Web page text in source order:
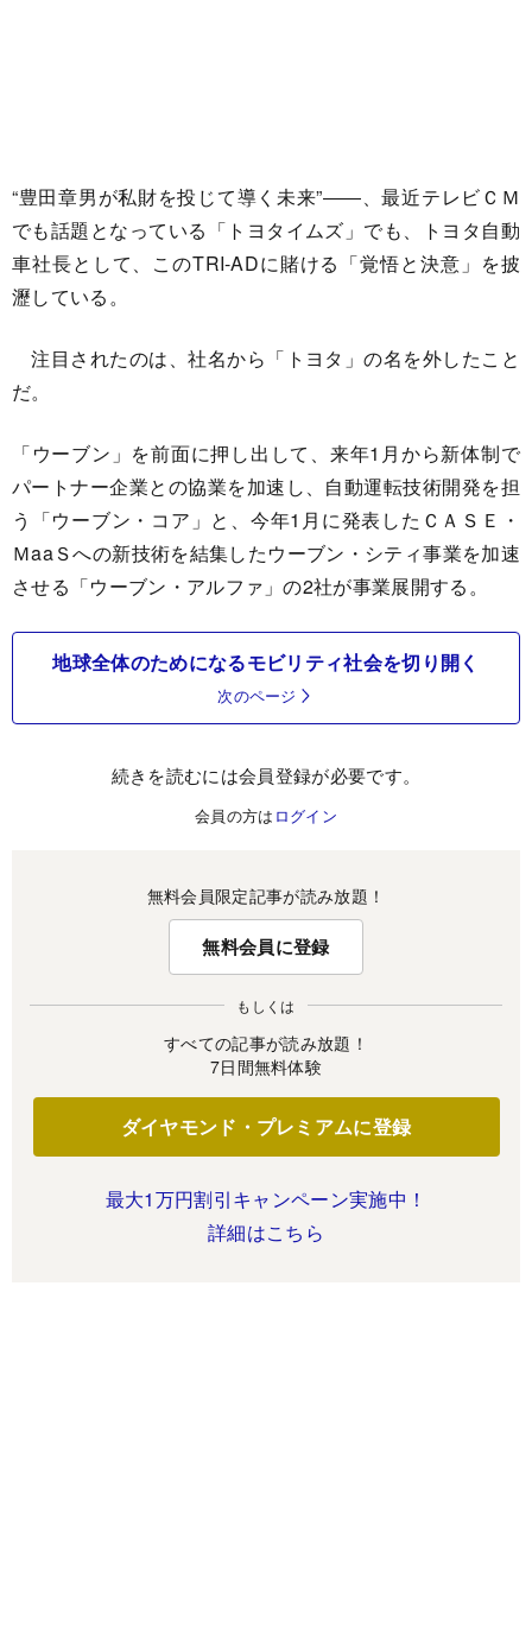
“豊田章男が私財を投じて導く未来”――、最近テレビＣＭ
でも話題となっている「トヨタイムズ」でも、トヨタ自動
車社長として、このTRI-ADに賭ける「覚悟と決意」を披
瀝している。
注目されたのは、社名から「トヨタ」の名を外したこと
だ。
「ウーブン」を前面に押し出して、来年1月から新体制で
パートナー企業との協業を加速し、自動運転技術開発を担
う「ウーブン・コア」と、今年1月に発表したＣＡＳＥ・
ＭaaＳへの新技術を結集したウーブン・シティ事業を加速
させる「ウーブン・アルファ」の2社が事業展開する。
地球全体のためになるモビリティ社会を切り開く
次のページ
続きを読むには会員登録が必要です。
会員の方は ログイン
無料会員限定記事が読み放題！
無料会員に登録
もしくは
すべての記事が読み放題！
7日間無料体験
ダイヤモンド・プレミアムに登録
最大1万円割引キャンペーン実施中！
詳細はこちら